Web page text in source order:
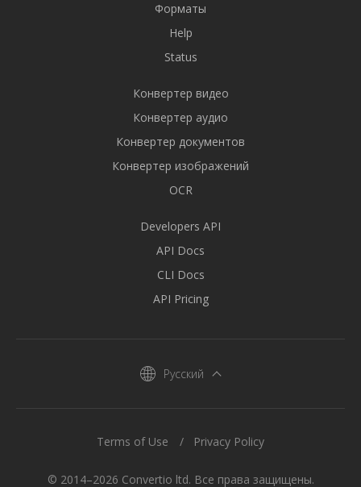
Форматы
Help
Status
Конвертер видео
Конвертер аудио
Конвертер документов
Конвертер изображений
OCR
Developers API
API Docs
CLI Docs
API Pricing
Русский
© 2014–2026 Convertio ltd. Все права защищены.
Terms of Use Privacy Policy